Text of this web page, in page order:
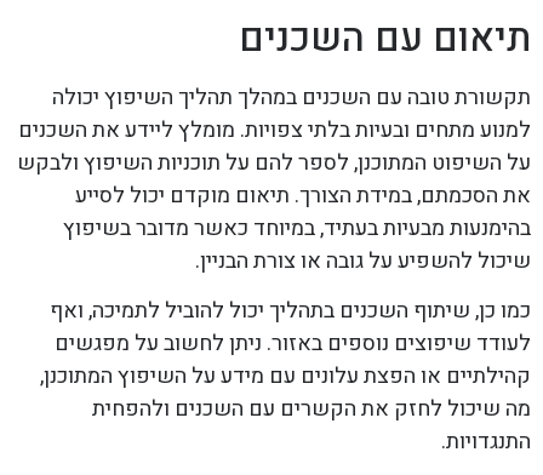
תיאום עם השכנים
תקשורת טובה עם השכנים במהלך תהליך השיפוץ יכולה
למנוע מתחים ובעיות בלתי צפויות. מומלץ ליידע את השכנים
על השיפוט המתוכנן, לספר להם על תוכניות השיפוץ ולבקש
את הסכמתם, במידת הצורך. תיאום מוקדם יכול לסייע
בהימנעות מבעיות בעתיד, במיוחד כאשר מדובר בשיפוץ
שיכול להשפיע על גובה או צורת הבניין.
כמו כן, שיתוף השכנים בתהליך יכול להוביל לתמיכה, ואף
לעודד שיפוצים נוספים באזור. ניתן לחשוב על מפגשים
קהילתיים או הפצת עלונים עם מידע על השיפוץ המתוכנן,
מה שיכול לחזק את הקשרים עם השכנים ולהפחית
התנגדויות.